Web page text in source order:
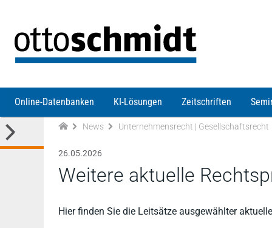
Online-Datenbanken KI-Lösungen Zeitschriften
News Unternehmensrecht | Gesellschaftsrecht
26.05.2026
Weitere aktuelle
Hier finden Sie die Leitsätze ausgewählter